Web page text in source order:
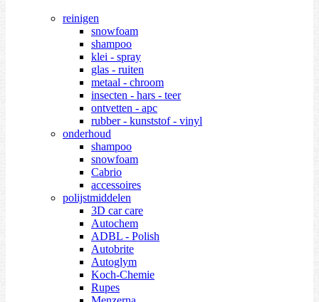
reinigen
snowfoam
shampoo
klei - spray
glas - ruiten
metaal - chroom
insecten - hars - teer
ontvetten - apc
rubber - kunststof - vinyl
onderhoud
shampoo
snowfoam
Cabrio
accessoires
polijstmiddelen
3D car care
Autochem
ADBL - Polish
Autobrite
Autoglym
Koch-Chemie
Rupes